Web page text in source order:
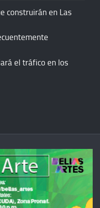
construirán en Las
el tráfico en los